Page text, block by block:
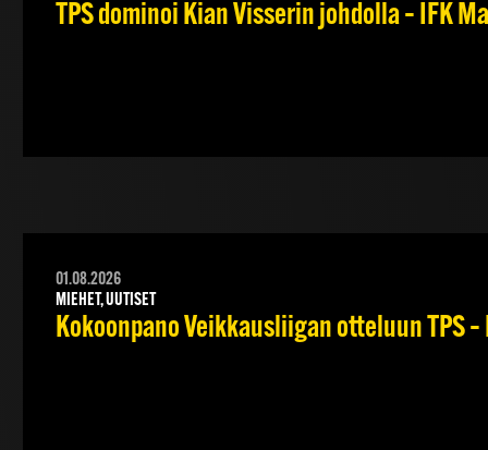
TPS dominoi Kian Visserin johdolla – IFK
01.08.2026
MIEHET, UUTISET
Kokoonpano Veikkausliigan otteluun TPS